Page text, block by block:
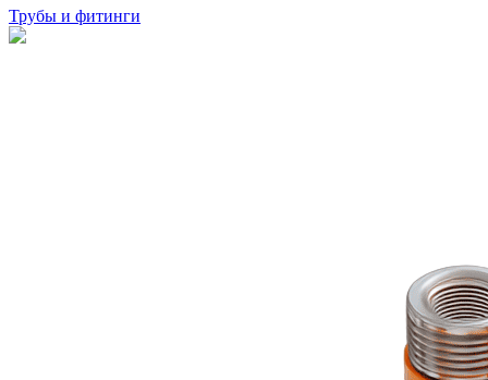
Трубы и фитинги